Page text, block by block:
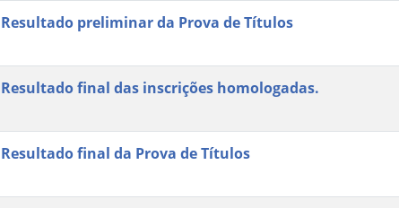
Resultado preliminar da Prova de Títulos
Resultado final das inscrições homologadas.
Resultado final da Prova de Títulos